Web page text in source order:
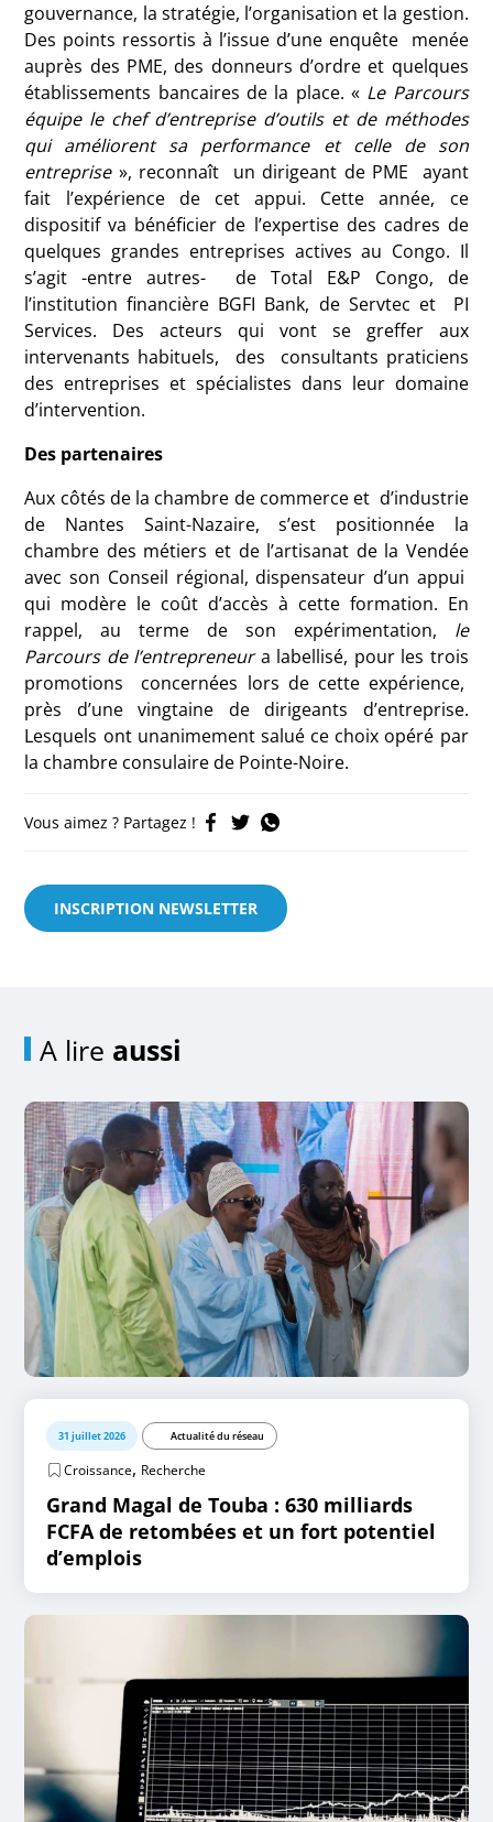
gouvernance, la stratégie, l’organisation et la gestion.
Des points ressortis à l’issue d’une enquête menée
auprès des PME, des donneurs d’ordre et quelques
établissements bancaires de la place. « Le Parcours
équipe le chef d’entreprise d’outils et de méthodes
qui améliorent sa performance et celle de son
entreprise», reconnaît un dirigeant de PME ayant
fait l’expérience de cet appui. Cette année, ce
dispositif va bénéficier de l’expertise des cadres de
quelques grandes entreprises actives au Congo. Il
s’agit -entre autres- de Total E&P Congo, de
l’institution financière BGFI Bank, de Servtec et PI
Services. Des acteurs qui vont se greffer aux
intervenants habituels, des consultants praticiens
des entreprises et spécialistes dans leur domaine
d’intervention.
Des partenaires
Aux côtés de la chambre de commerce et d’industrie
de Nantes Saint-Nazaire, s’est positionnée la
chambre des métiers et de l’artisanat de la Vendée
avec son Conseil régional, dispensateur d’un appui
qui modère le coût d’accès à cette formation. En
rappel, au terme de son expérimentation,
le
Parcours de l’entrepreneur a labellisé, pour les trois
promotions concernées lors de cette expérience,
près d’une vingtaine de dirigeants d’entreprise.
Lesquels ont unanimement salué ce choix opéré par
la chambre consulaire de Pointe-Noire.
Vous aimez ? Partagez !
INSCRIPTION NEWSLETTER
A lire aussi
31 juillet 2026 Actualité du réseau
Croissance, Recherche
Grand Magal de Touba : 630 milliards
FCFA de retombées et un fort potentiel
d’emplois